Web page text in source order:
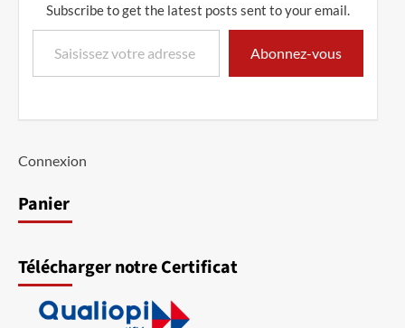
Subscribe to get the latest posts sent to your email.
Saisissez votre adresse e-mail…
Abonnez-vous
Connexion
Panier
Télécharger notre Certificat